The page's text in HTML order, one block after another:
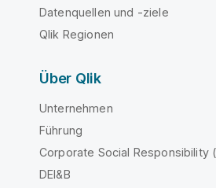
Datenquellen und -ziele
Qlik Regionen
Über Qlik
Unternehmen
Führung
Corporate Social Responsibility
DEI&B